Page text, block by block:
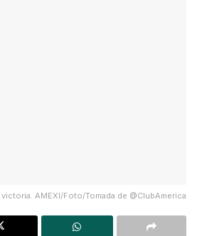
AMEXI/Foto/Tomada de @ClubAmerica